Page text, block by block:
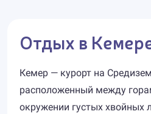
Отдых в
Кемер — курорт на
расположенный между
окружении густых хвойных